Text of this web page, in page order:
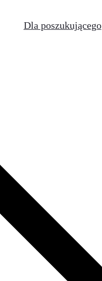
Dla poszukującego